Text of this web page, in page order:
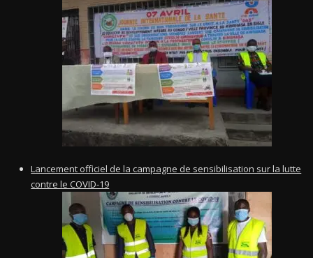
Lancement officiel de la campagne de sensibilisation sur la lutte
contre le COVID-19